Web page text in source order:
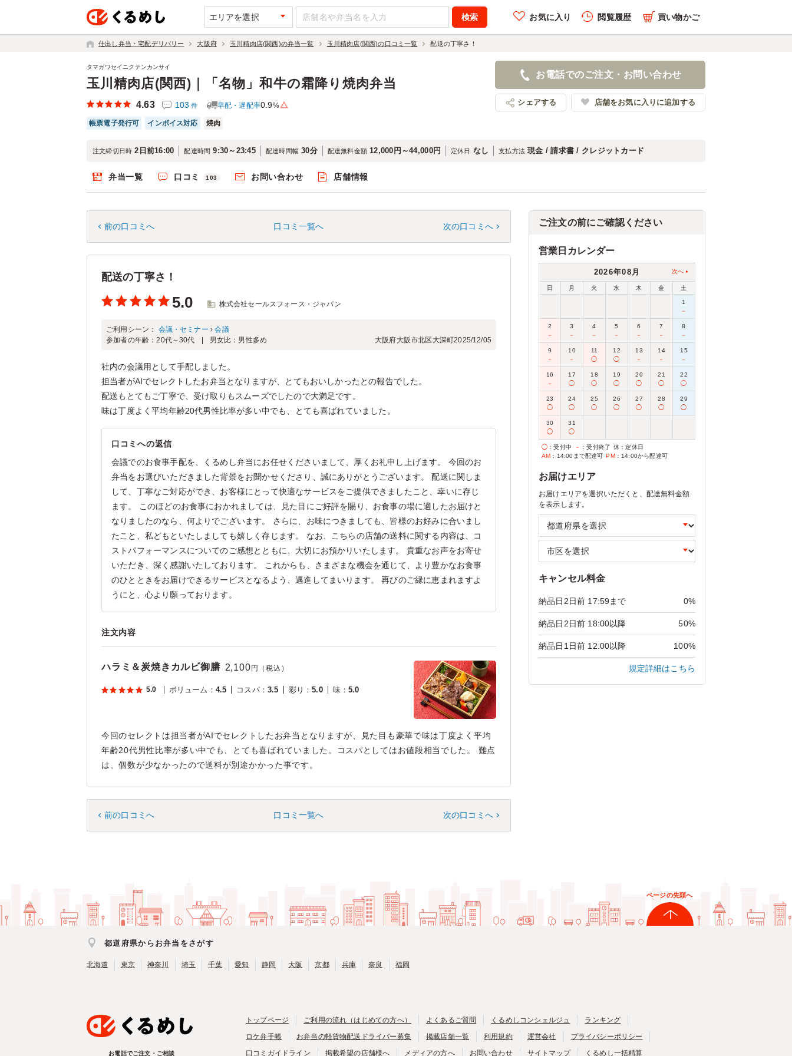
エリアを選択 お気に入り 閲覧履歴 買い物かご
仕出し弁当・宅配デリバリー 大阪府 玉川精肉店(関西)の弁当一覧 玉川精肉店(関西)の口コミ一覧 配送の丁寧さ！
玉川精肉店(関西)｜「名物」和牛の霜降り焼肉弁当
タマガワセイニクテンカンサイ
4.63 103 件 早配・遅配率0.9%
帳票電子発行可 インボイス対応 焼肉
お電話でのご注文・お問い合わせ
シェアする 店舗をお気に入りに追加する
注文締切日時 2日前16:00 配達時間 9:30～23:45 配達時間幅 30分 配達無料金額 12,000円～44,000円 定休日 なし 支払方法 現金 / 請求書 / クレジットカード
弁当一覧 口コミ 103 お問い合わせ 店舗情報
前の口コミへ 口コミ一覧へ 次の口コミへ
配送の丁寧さ！
5.0 株式会社セールスフォース・ジャパン
ご利用シーン： 会議・セミナー ›会議
参加者の年齢：20代～30代 男女比： 男性多め 大阪府大阪市北区大深町2025/12/05
社内の会議用として手配しました。
担当者がAIでセレクトしたお弁当となりますが、とてもおいしかったとの報告でした。
配送もとてもご丁寧で、受け取りもスムーズでしたので大満足です。
味は丁度よく平均年齢20代男性比率が多い中でも、とても喜ばれていました。
口コミへの返信
会議でのお食事手配を、くるめし弁当にお任せくださいまして、厚くお礼申し上げます。 今回のお
弁当をお選びいただきました背景をお聞かせくださり、誠にありがとうございます。 配送に関しま
して、丁寧なご対応ができ、お客様にとって快適なサービスをご提供できましたこと、幸いに存じ
ます。 このほどのお食事におかれましては、見た目にご好評を賜り、お食事の場に適したお届けと
なりましたのなら、何よりでございます。 さらに、お味につきましても、皆様のお好みに合いまし
たこと、私どもといたしましても嬉しく存じます。 なお、こちらの店舗の送料に関する内容は、コ
ストパフォーマンスについてのご感想とともに、大切にお預かりいたします。 貴重なお声をお寄せ
いただき、深く感謝いたしております。 これからも、さまざまな機会を通じて、より豊かなお食事
のひとときをお届けできるサービスとなるよう、邁進してまいります。 再びのご縁に恵まれますよ
うにと、心より願っております。
注文内容
ハラミ＆炭焼きカルビ御膳 2,100 円（税込）
5.0 ボリューム ： 4.5 コスパ： 3.5 彩り ：5.0 味：5.0
今回のセレクトは担当者がAIでセレクトしたお弁当となりますが、見た目も豪華で味は丁度よく平均
年齢20代男性比率が多い中でも、とても喜ばれていました。コスパとしてはお値段相当でした。 難点
は、個数が少なかったので送料が別途かかった事です。
前の口コミへ 口コミ一覧へ 次の口コミへ
ご注文の前にご確認ください
営業日カレンダー
2026年08月 次へ
日 月 火 水 木 金 土
1
－
2
－
3
－
4
－
5
－
6
－
7
－
8
－
9
－
10
－
11
◯
12
◯
13
－
14
－
15
－
16
－
17
◯
18
◯
19
◯
20
◯
21
◯
22
◯
23
◯
24
◯
25
◯
26
◯
27
◯
28
◯
29
◯
30
◯
31
◯
◯ ：受付中 － ：受付終了 休 ：定休日
AM ：14:00まで配達可 PM：14:00から配達可
お届けエリア
お届けエリアを選択いただくと、配達無料金額
を表示します。
キャンセル料金
納品日2日前 17:59まで 0%
納品日2日前 18:00以降 50%
納品日1日前 12:00以降 100%
規定詳細はこちら
ページの先頭へ
都道府県からお弁当をさがす
北海道 東京 神奈川 埼玉 千葉 愛知 静岡 大阪 京都 兵庫 奈良 福岡
お電話でご注文・ご相談
トップページ ご利用の流れ（はじめての方へ） よくあるご質問 くるめしコンシェルジュ
ランキング
ロケ弁手帳
お弁当の軽貨物配送ドライバー募集 掲載店舗一覧 利用規約 運営会社
プライバシーポリシー
口コミガイドライン
掲載希望の店舗様へ メディアの方へ お問い合わせ サイトマップ くるめし一括精算